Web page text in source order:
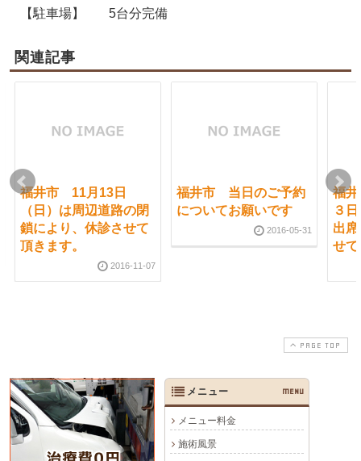
【駐車場】
5台分完備
関連記事
福井市 11月13日
（日）は周辺道路の閉
鎖により、休診させて
頂きます。
2016-11-07
福井市 当日のご予約
についてお願いです
2016-05-31
福
３
出
せ
PAGE TOP
メニュー MENU
メニュー料金
施術風景